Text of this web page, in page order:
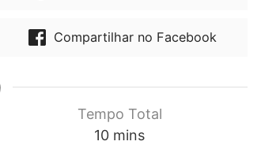
Compartilhar no Facebook
Tempo Total
10 mins